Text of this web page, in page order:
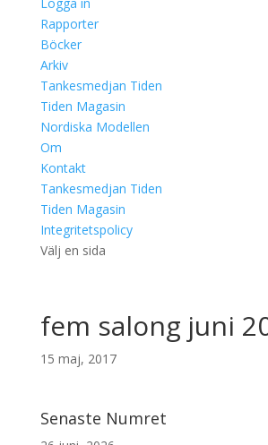
Rapporter
Böcker
Arkiv
Tankesmedjan Tiden
Tiden Magasin
Nordiska Modellen
Om
Kontakt
Tankesmedjan Tiden
Tiden Magasin
Integritetspolicy
Välj en sida
fem salong juni
15 maj, 2017
Senaste Numret